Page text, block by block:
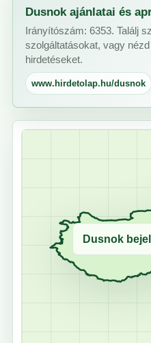
Dusnok ajánlatai és
Irányítószám: 6353. Találj
szolgáltatásokat, vagy
hirdetéseket.
www.hirdetolap.hu/dusnok
Dusnok